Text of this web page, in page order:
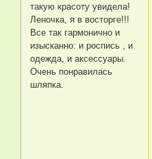
такую красоту увидела!
Леночка, я в восторге!!!
Все так гармонично и
изысканно: и роспись , и
одежда, и аксессуары.
Очень понравилась
шляпка.